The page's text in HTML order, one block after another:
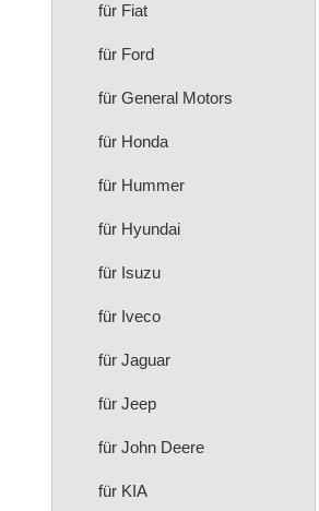
für Fiat
für Ford
für General Motors
für Honda
für Hummer
für Hyundai
für Isuzu
für Iveco
für Jaguar
für Jeep
für John Deere
für KIA